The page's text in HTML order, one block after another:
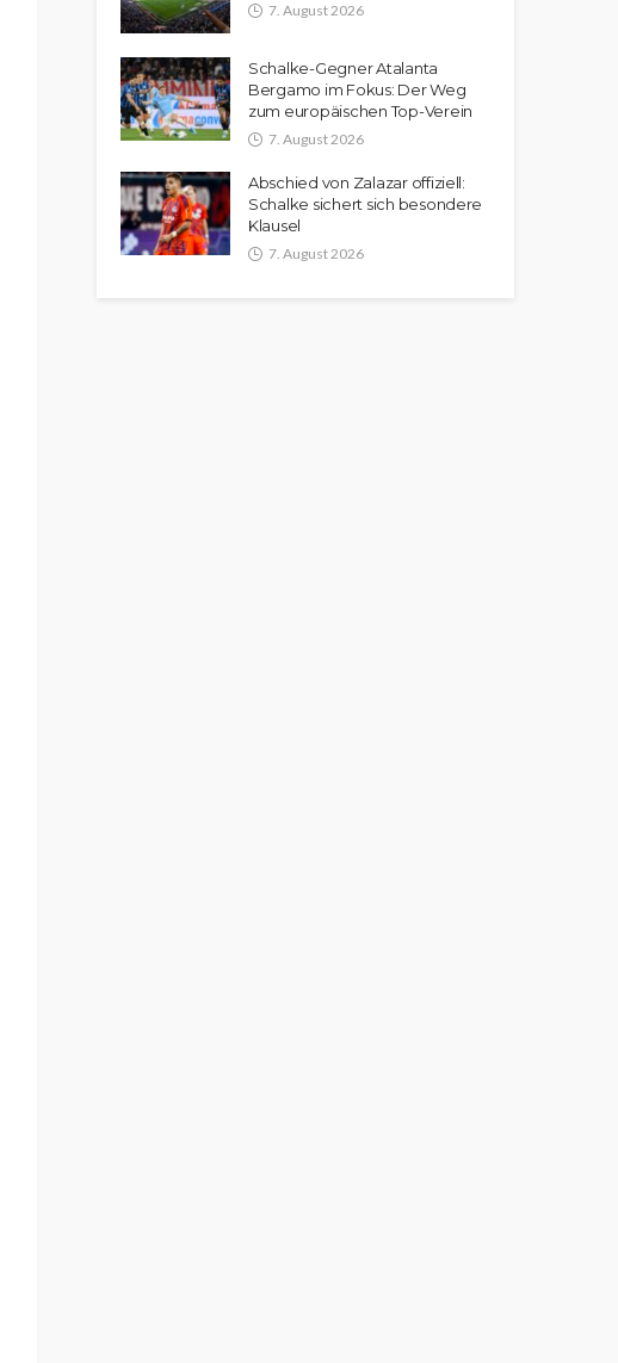
7. August 2026
Schalke-Gegner Atalanta
Bergamo im Fokus: Der Weg
zum europäischen Top-Verein
7. August 2026
Abschied von Zalazar offiziell:
Schalke sichert sich besondere
Klausel
7. August 2026